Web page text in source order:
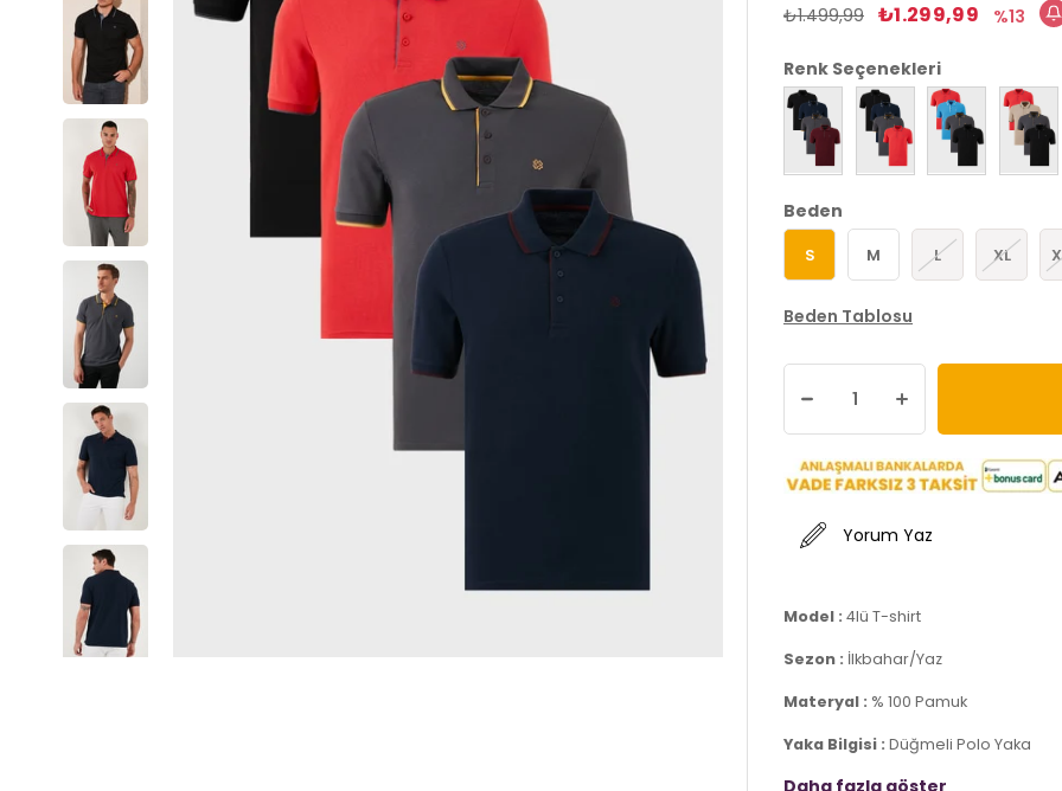
₺1.499,99 ₺1.299,99 13
Renk Seçenekleri
Beden
S M L XL
Beden Tablosu
Yorum Yaz
Model : 4lü T-shirt
Sezon : İlkbahar/Yaz
Materyal : % 100 Pamuk
Yaka Bilgisi : Düğmeli Polo Yaka
Kol Bilgisi :Kısa Kol
Daha fazla göster